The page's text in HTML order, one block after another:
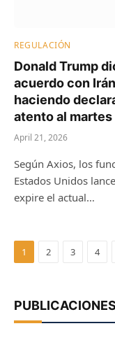
REGULACIÓN
Donald Trump
acuerdo con
haciendo
atento al martes
April 21, 2026
Según Axios, los
Estados Unidos
expire el actual…
1 2 3 4